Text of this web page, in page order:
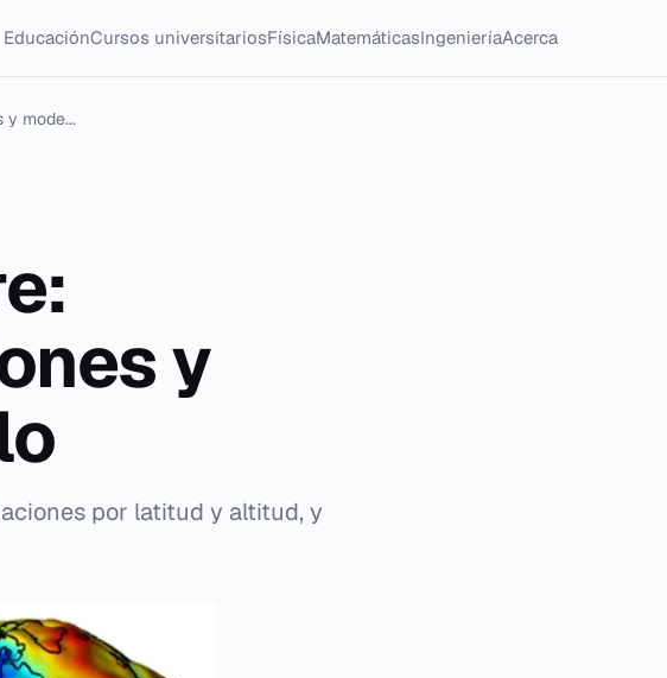
EducaciónCursos universitariosFísicaMatemáticasIngenieríaAcerca
y mode...
y
por latitud y altitud, y